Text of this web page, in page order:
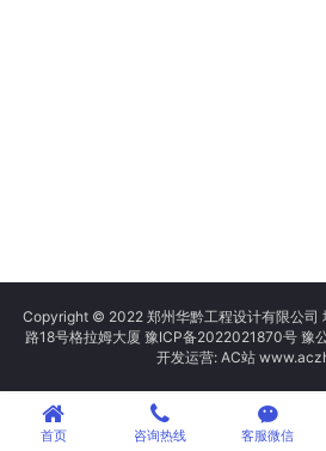
Copyright © 2022 郑州华黔工程设计有限公司
路18号格拉姆大厦 豫ICP备2022021870号 豫
开发运营: AC站
首页 咨询热线 客服微信